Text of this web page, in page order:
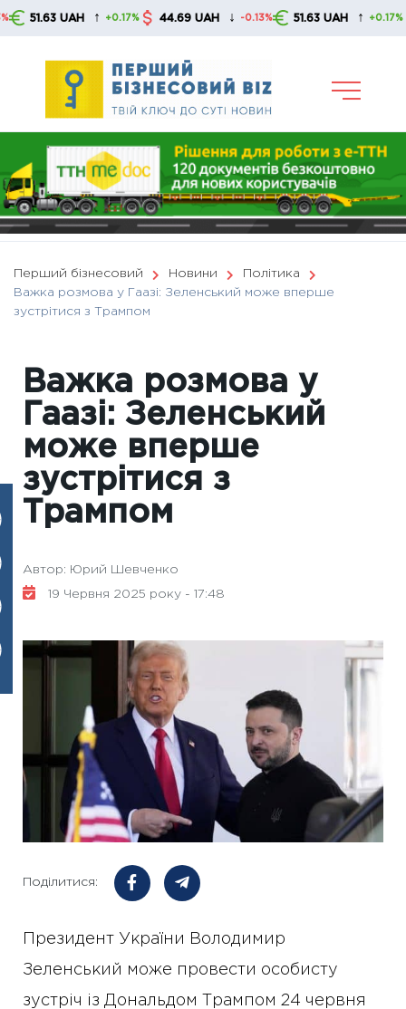
Skip
UAH ↑ +0.17% 44.69 UAH ↓ -0.13% 51.63 UAH ↑ +0.17%
Перший бізнесовий Новини
Політика
Важка розмова у Гаазі: Зеленський може вперше
зустрітися з Трампом
Важка розмова у
Гаазі: Зеленський
може вперше
зустрітися з
Трампом
Автор: Юрий Шевченко
19 Червня 2025 року - 17:48
Поділитися:
Президент України Володимир
Зеленський може провести особисту
зустріч із Дональдом Трампом 24 червня